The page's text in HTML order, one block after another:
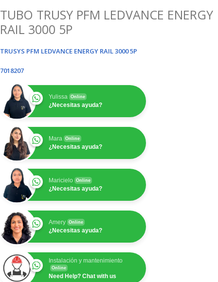
TUBO TRUSY PFM LEDVANCE ENERGY
RAIL 3000 5P
TRUSYS PFM LEDVANCE ENERGY RAIL 3000 5P
7018207
Yulissa Online
¿Necesitas ayuda?
Mara Online
¿Necesitas ayuda?
Maricielo Online
¿Necesitas ayuda?
Amery Online
¿Necesitas ayuda?
Instalación y mantenimiento
Online
Need Help? Chat with us